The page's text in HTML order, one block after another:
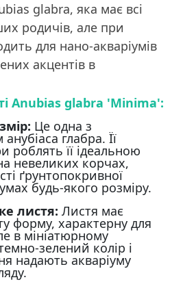
glabra, яка має всі
родичів, але при
для нано-акваріумів
акцентів в
Anubias glabra 'Minima':
Це одна з
глабра. Її
роблять її ідеальною
невеликих корчах,
ґрунтопокривної
будь-якого розміру.
листя: Листя має
форму, характерну для
в мініатюрному
зелений колір і
надають акваріуму